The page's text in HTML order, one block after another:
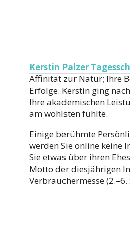
Kerstin Palzer
Affinität zur Natur; Ihre
Erfolge. Kerstin ging
Ihre akademischen
am wohlsten fühlte.
Einige berühmte
werden Sie online keine
Sie etwas über ihren
Motto der diesjährigen
Verbrauchermesse